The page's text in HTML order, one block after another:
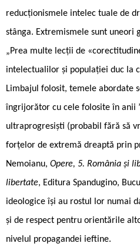
reducționismele intelec ­tuale de
stânga. Extremismele sunt uneori
„Prea multe lecții de
intelectualilor și populației duc la
Limbajul folosit, temele abordate
îngrijorător cu cele folosite în anii
ultraprogresiști (probabil fără să
forțelor de extremă dreaptă prin
Nemoianu, Opere, 5. România și
libertate, Editura Spandugino,
ideologice își au rostul lor numai
și de respect pentru orientările
nivelul propagandei ieftine.